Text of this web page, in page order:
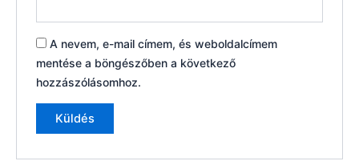
A nevem, e-mail címem, és weboldalcímem
mentése a böngészőben a következő
hozzászólásomhoz.